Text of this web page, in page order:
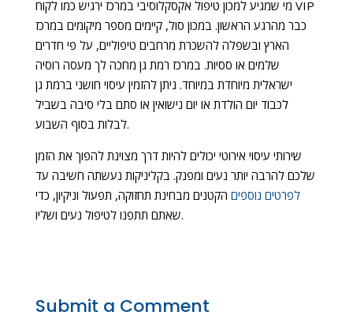
מי שמגיע למכון טיפול אקסקלוסיבי במרכז ירגיש כמו לקוח VIP
כבר מהרגע הראשון. במכון סול, קיימים מספר מיקומים במרכז
הארץ ובשפלה להשכרת מרחבים טיפוליים, על פי חדרים
שלמים או ססיות. במרכז רמת גן מחכה לך מעסה רוסיה
ישראלית מיוחדת במיוחד. ניתן להזמין עיסוי חושני ברמת גן
לכבוד יום הולדת או יום נישואין או סתם בלי סיבה בשביל
לבלות בסוף השבוע.
שירותי עיסוי אירוטי יכולים להיות דרך מצוינת להפוך את הזמן
שלכם להרבה יותר נעים ומפנק. בקליניקות נעשתה חשיבה עד
לפרטים נוספים הקטנים מבחינת תחזוקה, תפעול וניקיון, כדי
שאתם תתפנו לטיפול נעים ושליו.
Submit a Comment